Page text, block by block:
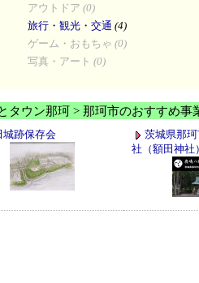
アウトドア (0)
旅行・観光・交通 (4)
ゲーム・おもちゃ (0)
写真・アート (0)
タウン那珂 > 那珂市のおすすめ事
城跡保存会
茨城県那
社（額田神社）